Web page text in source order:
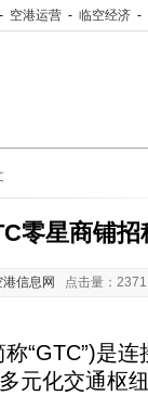
- 空港运营 - 临空经济 -
零星商铺招
港信息网 点击量：
是连
元化交通枢